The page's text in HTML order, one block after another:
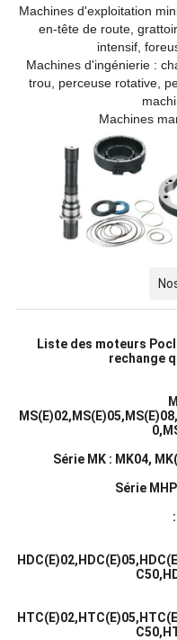
Machines d'exploitation
en-tête de route,
intensif,
Machines d'ingénierie :
trou, perceuse rotative,
Machines
Liste des moteurs
rechange
Série MK : MK04,
Série